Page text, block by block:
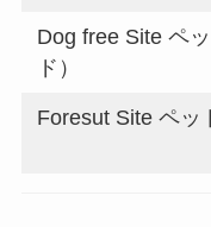
Dog free Site ペ
ド）
Foresut Site ペッ